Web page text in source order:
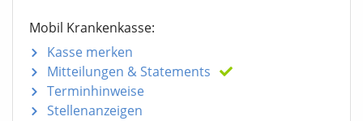
Mobil Krankenkasse:
Kasse merken
Mitteilungen & Statements
Terminhinweise
Stellenanzeigen